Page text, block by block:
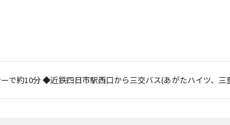
約10分 ◆近鉄四日市駅西口から三交バス(あがたハイツ、三